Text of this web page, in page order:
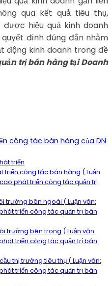
qua kết quả tiêu thụ,
hiệu quả kinh doanh
định đúng đắn nhằm
động kinh doanh trong đề
trị bán hàng tại Doanh
công tác bán hàng của DN
triển
triển công tác bán hàng ( Luận
phát triển công tác quản trị
trường bên ngoài ( Luận văn:
triển công tác quản trị bán
trường bên trong ( Luận văn:
triển công tác quản trị bán
thị trường tiêu thụ ( Luận văn:
triển công tác quản trị bán